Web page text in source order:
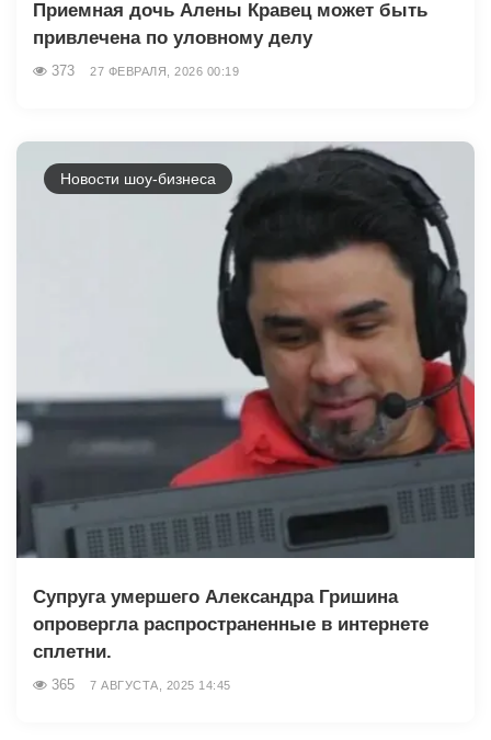
Приемная дочь Алены Кравец может быть
привлечена по уловному делу
373 27 ФЕВРАЛЯ, 2026 00:19
Новости шоу-бизнеса
Супруга умершего Александра Гришина
опровергла распространенные в интернете
сплетни.
365 7 АВГУСТА, 2025 14:45